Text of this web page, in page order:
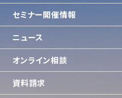
セミナー開催情報
ニュース
オンライン相談
資料請求